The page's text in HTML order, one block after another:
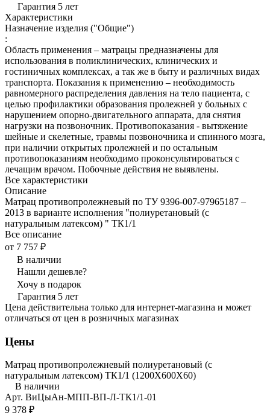
Гарантия 5 лет
Характеристики
Назначение изделия ("Общие")
:
Область применения – матрацы предназначены для
использования в поликлинических, клинических и
гостиничных комплексах, а так же в быту и различных видах
транспорта. Показания к применению – необходимость
равномерного распределения давления на тело пациента, с
целью профилактики образования пролежней у больных с
нарушением опорно-двигательного аппарата, для снятия
нагрузки на позвоночник. Противопоказания - вытяжение
шейные и скелетные, травмы позвоночника и спинного мозга,
при наличии открытых пролежней и по остальным
противопоказаниям необходимо проконсультироваться с
лечащим врачом. Побочные действия не выявлены.
Все характеристики
Описание
Матрац противопролежневый по ТУ 9396-007-97965187 –
2013 в варианте исполнения "полиуретановый (с
натуральным латексом) " ТК1/1
Все описание
от 7 757 ₽
В наличии
Нашли дешевле?
Хочу в подарок
Гарантия 5 лет
Цена действительна только для интернет-магазина и может
отличаться от цен в розничных магазинах
Цены
Матрац противопролежневый полиуретановый (с
натуральным латексом) ТК1/1 (1200Х600Х60)
В наличии
Арт. ВиЦыАн-МПП-ВП-Л-ТК1/1-01
9 378 ₽